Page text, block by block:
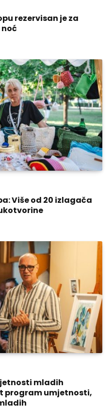
rezervisan je za
Više od 20 izlagača
mladih
program umjetnosti,